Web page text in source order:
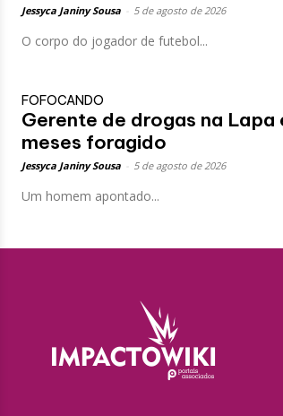
Jessyca Janiny Sousa 5 de agosto de 2026
O corpo do jogador de futebol...
FOFOCANDO
Gerente de drogas na
meses foragido
Jessyca Janiny Sousa 5 de agosto de 2026
Um homem apontado...